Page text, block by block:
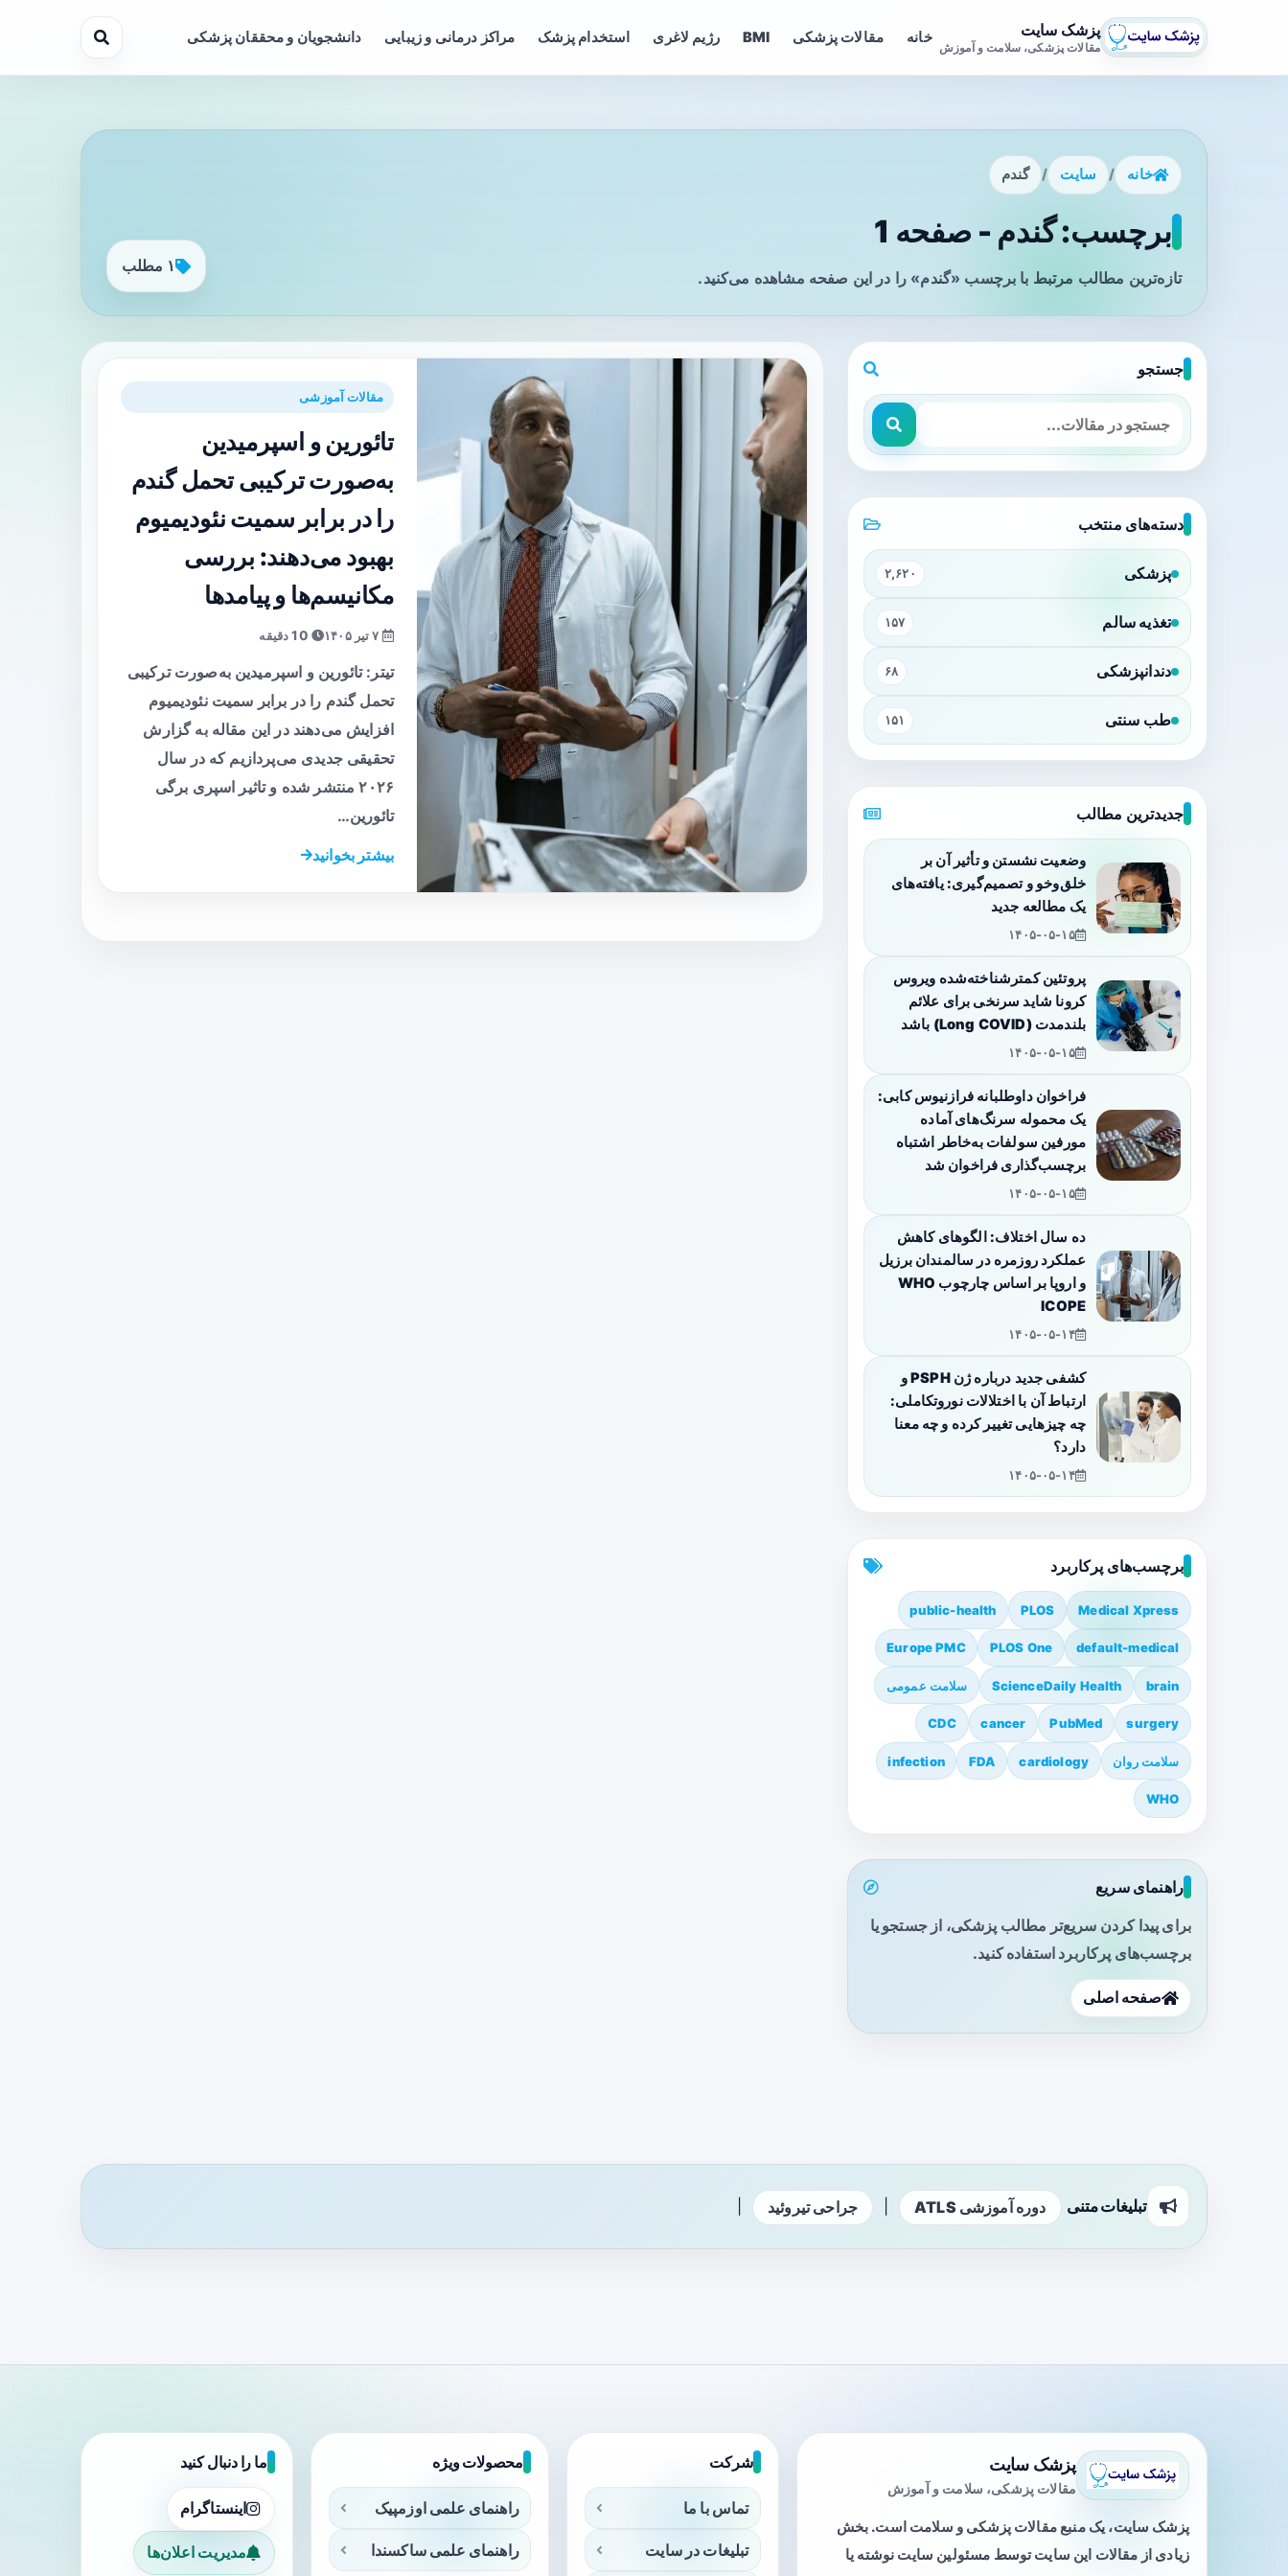
پزشک سایت
مقالات پزشکی، سلامت و آموزش
خانه مقالات پزشکی BMI رژیم لاغری استخدام پزشک مراکز درمانی و زیبایی دانشجویان و محققان پزشکی
خانه / سایت / گندم
برچسب: گندم - صفحه 1
تازه‌ترین مطالب مرتبط با برچسب «گندم» را در این صفحه مشاهده می‌کنید.
۱ مطلب
مقالات آموزشی
تائورین و اسپرمیدین
به‌صورت ترکیبی تحمل گندم
را در برابر سمیت نئودیمیوم
بهبود می‌دهند: بررسی
مکانیسم‌ها و پیامدها
تیتر: تائورین و اسپرمیدین به‌صورت ترکیبی
تحمل گندم را در برابر سمیت نئودیمیوم
افزایش می‌دهند در این مقاله به گزارش
تحقیقی جدیدی می‌پردازیم که در سال
۲۰۲۶ منتشر شده و تاثیر اسپری برگی
تائورین…
بیشتر بخوانید
جستجو
دسته‌های منتخب
پزشکی ۲,۶۲۰
تغذیه سالم ۱۵۷
دندانپزشکی ۶۸
طب سنتی ۱۵۱
جدیدترین مطالب
وضعیت نشستن و تأثیر آن بر
خلق‌وخو و تصمیم‌گیری: یافته‌های
یک مطالعه جدید
۱۴۰۵-۰۵-۱۵
پروتئین کمترشناخته‌شده ویروس
کرونا شاید سرنخی برای علائم
بلندمدت (Long COVID) باشد
۱۴۰۵-۰۵-۱۵
فراخوان داوطلبانه فرازنیوس کابی:
یک محموله سرنگ‌های آماده
مورفین سولفات به‌خاطر اشتباه
برچسب‌گذاری فراخوان شد
۱۴۰۵-۰۵-۱۵
ده سال اختلاف: الگوهای کاهش
عملکرد روزمره در سالمندان برزیل
و اروپا بر اساس چارچوب WHO
ICOPE
۱۴۰۵-۰۵-۱۴
کشفی جدید درباره ژن PSPH و
ارتباط آن با اختلالات نوروتکاملی:
چه چیزهایی تغییر کرده و چه معنا
دارد؟
۱۴۰۵-۰۵-۱۴
برچسب‌های پرکاربرد
Medical Xpress
PLOS
public-health
default-medical
PLOS One
Europe PMC
brain
ScienceDaily Health سلامت عمومی
surgery
PubMed
cancer
CDC
سلامت روان cardiology
FDA
infection
WHO
راهنمای سریع
برای پیدا کردن سریع‌تر مطالب پزشکی، از جستجو یا
برچسب‌های پرکاربرد استفاده کنید.
صفحه اصلی
تبلیغات متنی دوره آموزشی ATLS جراحی تیروئید
پزشک سایت
مقالات پزشکی، سلامت و آموزش
پزشک سایت، یک منبع مقالات پزشکی و سلامت است. بخش
زیادی از مقالات این سایت توسط مسئولین سایت نوشته یا
شرکت
تماس با ما
تبلیغات در سایت
محصولات ویژه
راهنمای علمی اوزمپیک
راهنمای علمی ساکسندا
ما را دنبال کنید
اینستاگرام
مدیریت اعلان‌ها